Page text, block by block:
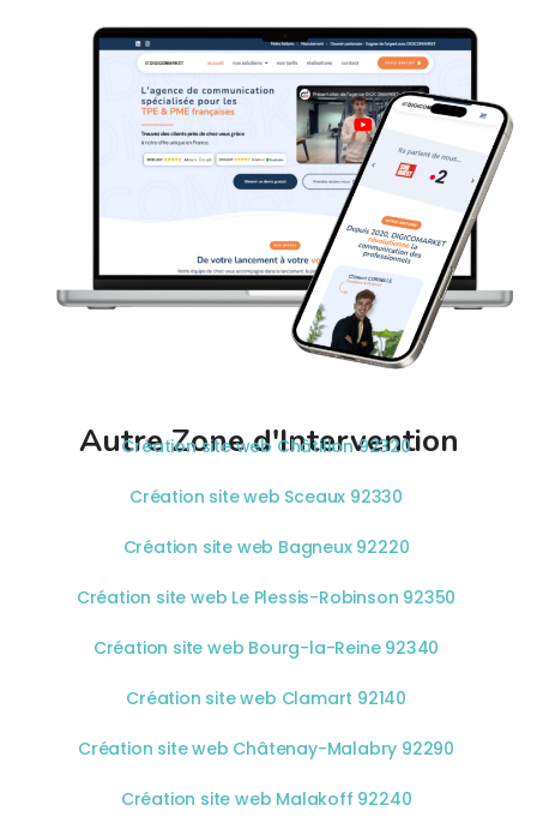
Autre Zone d'Intervention
Création site web Châtillon 92320
Création site web Sceaux 92330
Création site web Bagneux 92220
Création site web Le Plessis-Robinson 92350
Création site web Bourg-la-Reine 92340
Création site web Clamart 92140
Création site web Châtenay-Malabry 92290
Création site web Malakoff 92240